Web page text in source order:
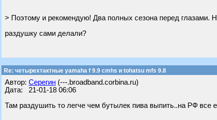
> Поэтому и рекомендую! Два полных сезона перед глазами.
раздушку сами делали?
Re: четырехтактные yamaha f 9.9 cmhs и tohatsu mfs 9.8
Автор: Серегин (---.broadband.corbina.ru)
Дата: 21-01-18 06:06
Там раздушить то легче чем бутылек пива выпить..на РФ все